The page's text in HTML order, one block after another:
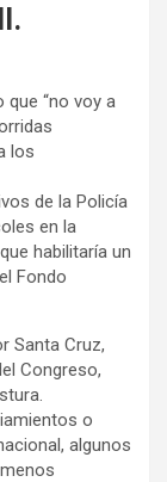
que “no voy a
los
de la Policía
en la
habilitaría un
Fondo
Santa Cruz,
Congreso,
o
algunos